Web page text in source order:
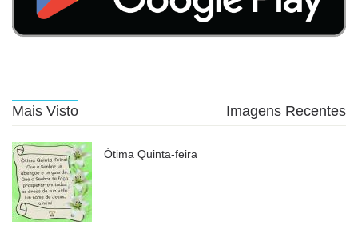
Mais Visto Imagens Recentes
Ótima Quinta-feira